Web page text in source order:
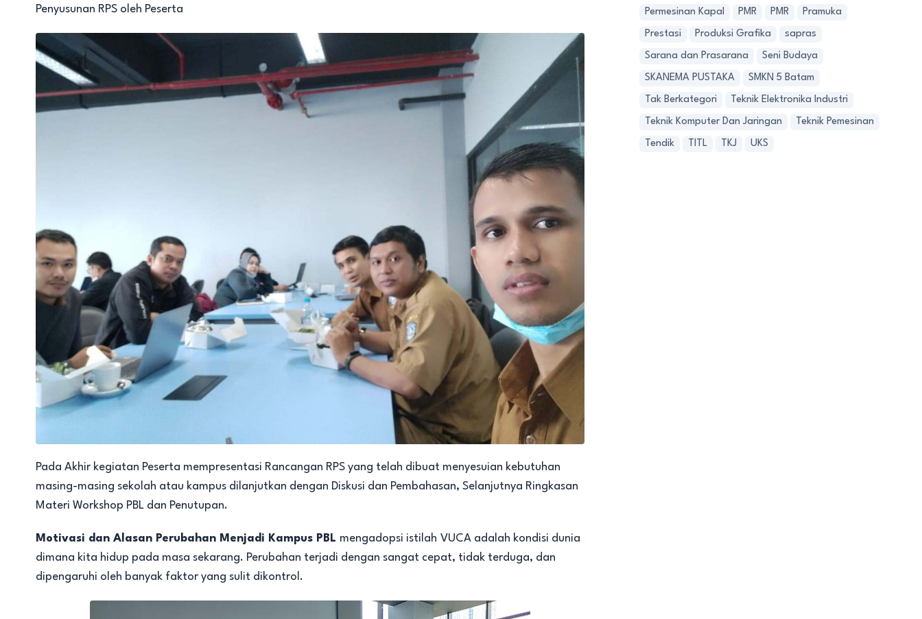
Penyusunan RPS oleh Peserta
Pada Akhir kegiatan Peserta mempresentasi Rancangan RPS yang telah dibuat menyesuian kebutuhan
masing-masing sekolah atau kampus dilanjutkan dengan Diskusi dan Pembahasan, Selanjutnya Ringkasan
Materi Workshop PBL dan Penutupan.
Motivasi dan Alasan Perubahan Menjadi Kampus PBL mengadopsi istilah VUCA adalah kondisi dunia
dimana kita hidup pada masa sekarang. Perubahan terjadi dengan sangat cepat, tidak terduga, dan
dipengaruhi oleh banyak faktor yang sulit dikontrol.
Permesinan Kapal PMR PMR Pramuka
Prestasi Produksi Grafika sapras
Sarana dan Prasarana Seni Budaya
SKANEMA PUSTAKA SMKN 5 Batam
Tak Berkategori Teknik Elektronika Industri
Teknik Komputer Dan Jaringan Teknik Pemesinan
Tendik TITL TKJ UKS